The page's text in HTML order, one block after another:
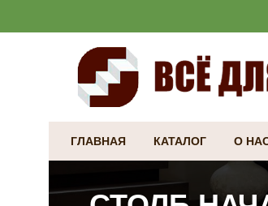
ГЛАВНАЯ КАТАЛОГ О